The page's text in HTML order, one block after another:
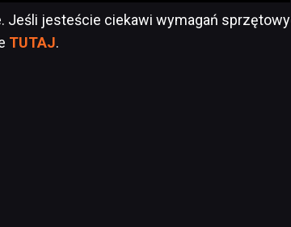
Jeśli jesteście ciekawi wymagań
TUTAJ.